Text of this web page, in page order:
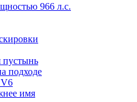
966 л.с.
пустынь
подходе
V6
имя